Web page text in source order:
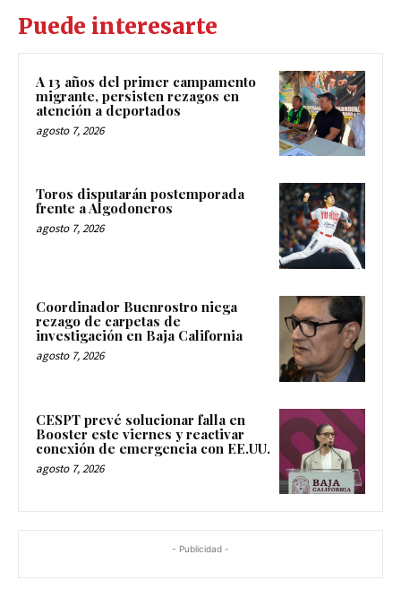
Puede interesarte
A 13 años del primer campamento
migrante, persisten rezagos en
atención a deportados
agosto 7, 2026
Toros disputarán postemporada
frente a Algodoneros
agosto 7, 2026
Coordinador Buenrostro niega
rezago de carpetas de
investigación en Baja California
agosto 7, 2026
CESPT prevé solucionar falla en
Booster este viernes y reactivar
conexión de emergencia con EE.UU.
agosto 7, 2026
- Publicidad -